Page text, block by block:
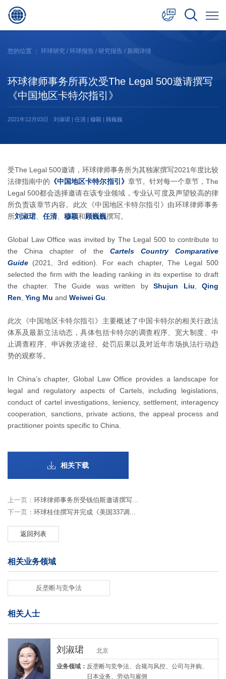
日本語
您的位置 ： 环球研究 / 环球报告 / 研究报告 / 新闻详情
环球律师事务所再次受The Legal 500邀请撰写
《中国地区卡特尔指引》
2021年12月03日 刘淑珺 | 任清 | 穆颖 | 顾巍巍
受The Legal 500邀请，环球律师事务所为其独家撰写2021年度比较
法律指南中的 《中国地区卡特尔指引》 章节。针对每一个章节，The
Legal 500都会选择邀请在该专业领域，专业认可度及声望较高的律
所负责该章节内容。此次《中国地区卡特尔指引》由环球律师事务
所刘淑珺、 任清、 穆颖和顾巍巍撰写。
Global Law Office was invited by The Legal 500 to contribute to
the China chapter of the Cartels Country Comparative
Guide (2021, 3rd edition). For each chapter, The Legal 500
selected the firm with the leading ranking in its expertise to draft
the chapter. The Guide was written byShujun Liu
Qing
Ren Ying Mu and Weiwei Gu
此次《中国地区卡特尔指引》主要概述了中国卡特尔的相关行政法
体系及最新立法动态，具体包括卡特尔的调查程序、宽大制度、中
止调查程序、申诉救济途径、处罚后果以及对近年市场执法行动趋
势的观察等。
In China’s chapter, Global Law Office provides a landscape for
legal and regulatory aspects of Cartels, including legislations,
conduct of cartel investigations, leniency, settlement, interagency
cooperation, sanctions, private actions, the appeal process and
practitioner points specific to China.
相关下载
上一页： 环球律师事务所受钱伯斯邀请撰写...
下一页： 环球桂佳撰写并完成《美国337调...
返回列表
相关业务领域
反垄断与竞争法
相关人士
刘淑珺 北京
业务领域： 反垄断与竞争法、合规与风控、公司与并购、
日本业务、劳动与雇佣